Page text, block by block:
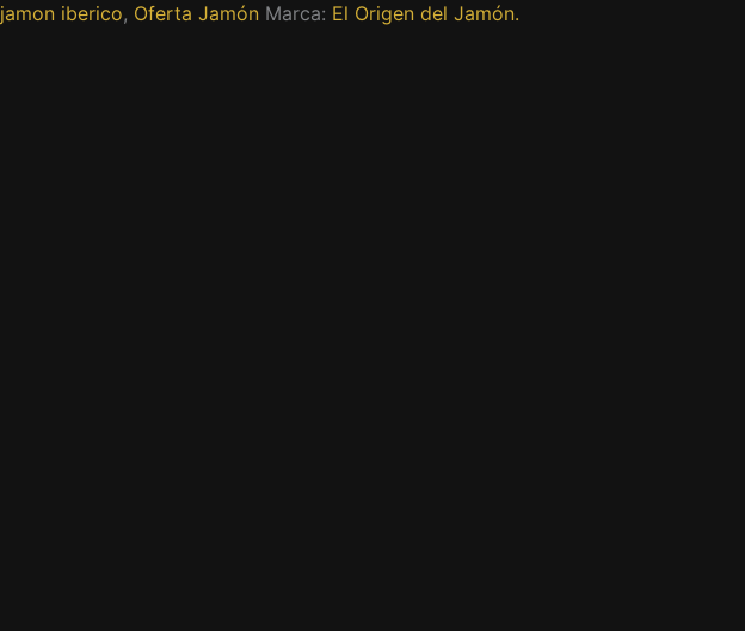
jamon iberico, Oferta Jamón Marca: El Origen del Jamón.